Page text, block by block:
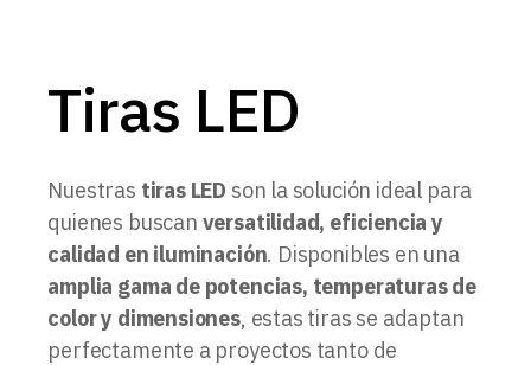
Tiras LED
Nuestras tiras LED son la solución ideal para
quienes buscan versatilidad, eficiencia y
calidad en iluminación. Disponibles en una
amplia gama de potencias, temperaturas de
color y dimensiones, estas tiras se adaptan
perfectamente a proyectos tanto de